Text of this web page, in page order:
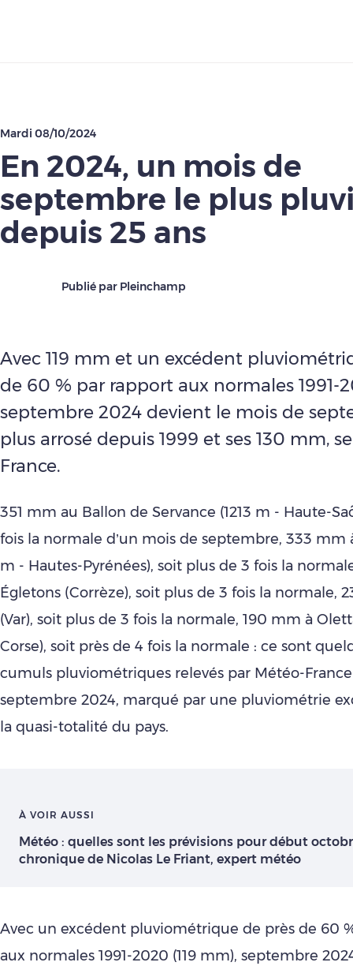
Mardi 08/10/2024
En 2024, un mois de
septembre le plus
depuis 25 ans
Publié par Pleinchamp
Avec 119 mm et un excédent
de 60 % par rapport aux normales 1991-
septembre 2024 devient le mois de
plus arrosé depuis 1999 et ses 130 mm,
France.
351 mm au Ballon de Servance (1213 m - Haute-
fois la normale d’un mois de septembre, 333 mm
m - Hautes-Pyrénées), soit plus de 3 fois la
Égletons (Corrèze), soit plus de 3 fois la normale,
(Var), soit plus de 3 fois la normale, 190 mm à
Corse), soit près de 4 fois la normale : ce sont
cumuls pluviométriques relevés par Météo-
septembre 2024, marqué par une pluviométrie
la quasi-totalité du pays.
À VOIR AUSSI
Météo : quelles sont les prévisions pour début
chronique de Nicolas Le Friant, expert météo
Avec un excédent pluviométrique de près de 60
aux normales 1991-2020 (119 mm), septembre